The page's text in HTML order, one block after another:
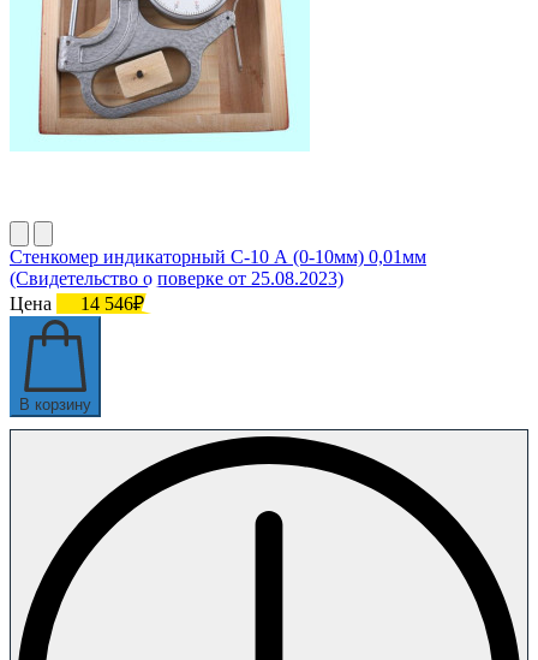
Стенкомер индикаторный С-10 А (0-10мм) 0,01мм
(Свидетельство о поверке от 25.08.2023)
Цена
14 546₽
В корзину